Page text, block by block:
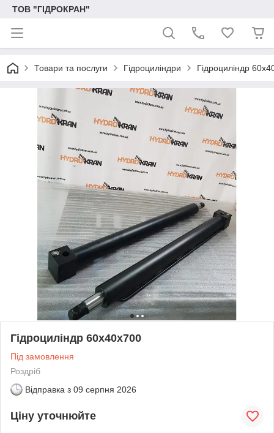
ТОВ "ГІДРОКРАН"
Товари та послуги Гідроциліндри Гідроциліндр
Гідроциліндр 60х40х700
Під замовлення
Роздріб
Відправка з 09 серпня 2026
Ціну уточнюйте